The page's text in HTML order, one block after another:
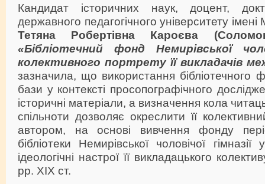
Кандидат історичних наук, доцент,
державного педагогічного університету
Тетяна Робертівна Кароєва
«Бібліотечний фонд Немирівської
колективного портрету її викладачів
зазначила, що використання бібліотечного
бази у контексті просопографічного
історичні матеріали, а визначення кола
спільноти дозволяє окреслити її
автором, на основі вивчення фонду
бібліотеки Немирівської чоловічої гімназії
ідеологічні настрої її викладацького
рр. XIX ст.